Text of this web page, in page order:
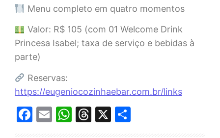
Menu completo em quatro momentos
Valor: R$ 105 (com 01 Welcome Drink
Princesa Isabel; taxa de serviço e bebidas à
parte)
Reservas:
https://eugeniocozinhaebar.com.br/links
Facebook
EmailWhatsApp
Threads
X